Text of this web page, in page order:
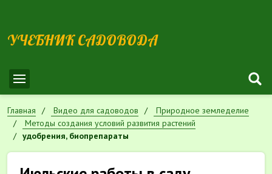
УЧЕБНИК САДОВОДА
Главная Видео для садоводов
Природное земледелие
Методы создания условий развития растений
удобрения, биопрепараты